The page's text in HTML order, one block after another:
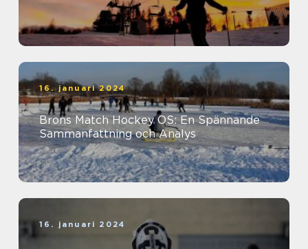
16. januari 2024
Brons Match Hockey OS: En Spännande
Sammanfattning och Analys
16. januari 2024